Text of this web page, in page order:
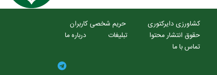
کشاورزی دایرکتوری
حریم شخصی کاربران
حقوق انتشار محتوا
تبلیغات
درباره ما
تماس با ما